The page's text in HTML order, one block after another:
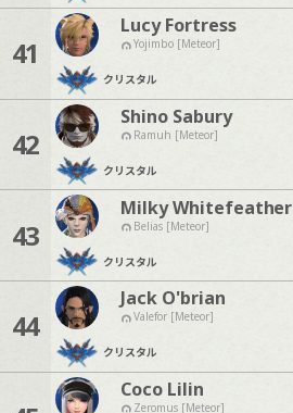
41
Lucy Fortress
Yojimbo [Meteor]
クリスタル
42
Shino Sabury
Ramuh [Meteor]
クリスタル
43
Milky Whitefeather
Belias [Meteor]
クリスタル
44
Jack O'brian
Valefor [Meteor]
クリスタル
Coco Lilin
Zeromus [Meteor]